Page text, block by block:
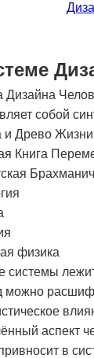
Дизайна
собой
и Древо Жизни
Книга
физика
системы
можно
аспект
в